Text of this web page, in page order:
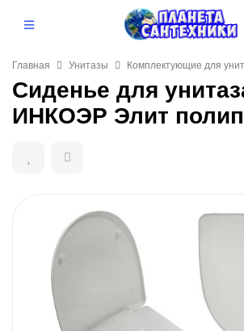
Главная Унитазы Комплектующие для
Сиденье для
ИНКОЭР Элит